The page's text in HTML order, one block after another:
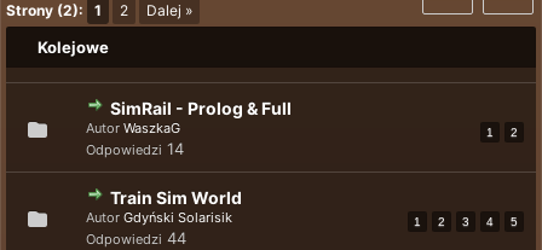
Strony (2): 1 2 Dalej »
Kolejowe
SimRail - Prolog & Full
Autor WaszkaG 1 2
Odpowiedzi 14
Train Sim World
Autor Gdyński Solarisik 1 2 3 4 5
Odpowiedzi 44